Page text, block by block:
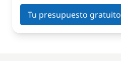
Tu presupuesto gratuito